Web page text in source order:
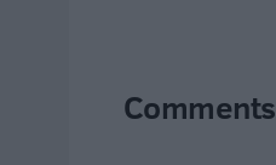
Comments